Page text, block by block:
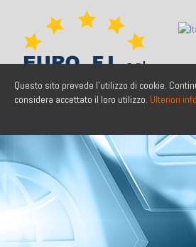
Questo sito prevede l'utilizzo di cookie.
considera accettato il loro utilizzo. Ulteriori